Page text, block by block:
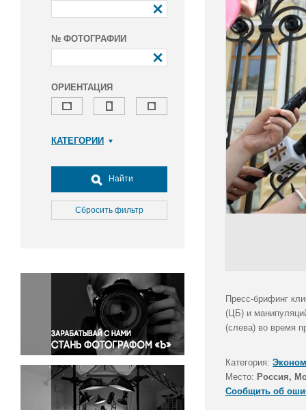
№ ФОТОГРАФИИ
ОРИЕНТАЦИЯ
КАТЕГОРИИ
Досуг, туризм и отдых
Культура
Медицина
Окружающая среда
Политика
Правосудие
Происшествия и конфликты
Религия
Светская жизнь
Спорт
Экология
Найти
Сбросить фильтр
Пресс-брифинг
(ЦБ) и
(слева) во время
Категория:
Место: Россия,
Сообщить об